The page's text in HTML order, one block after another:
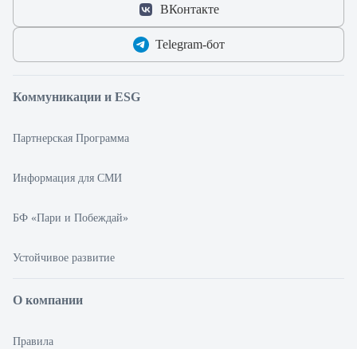
ВКонтакте
Telegram‑бот
Коммуникации и ESG
Партнерская Программа
Информация для СМИ
БФ «Пари и Побеждай»
Устойчивое развитие
О компании
Правила